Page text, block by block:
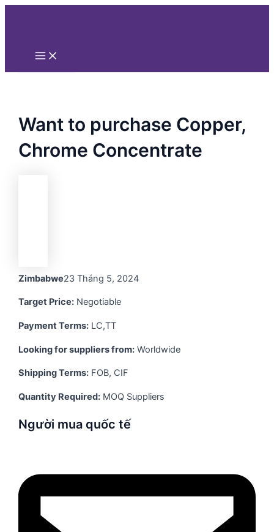
Nhảy
Main
Want to purchase Copper,
Chrome Concentrate
Zimbabwe23 Tháng 5, 2024
Target Price: Negotiable
Payment Terms: LC,TT
Looking for suppliers from: Worldwide
Shipping Terms: FOB, CIF
Quantity Required: MOQ Suppliers
Người mua quốc tế